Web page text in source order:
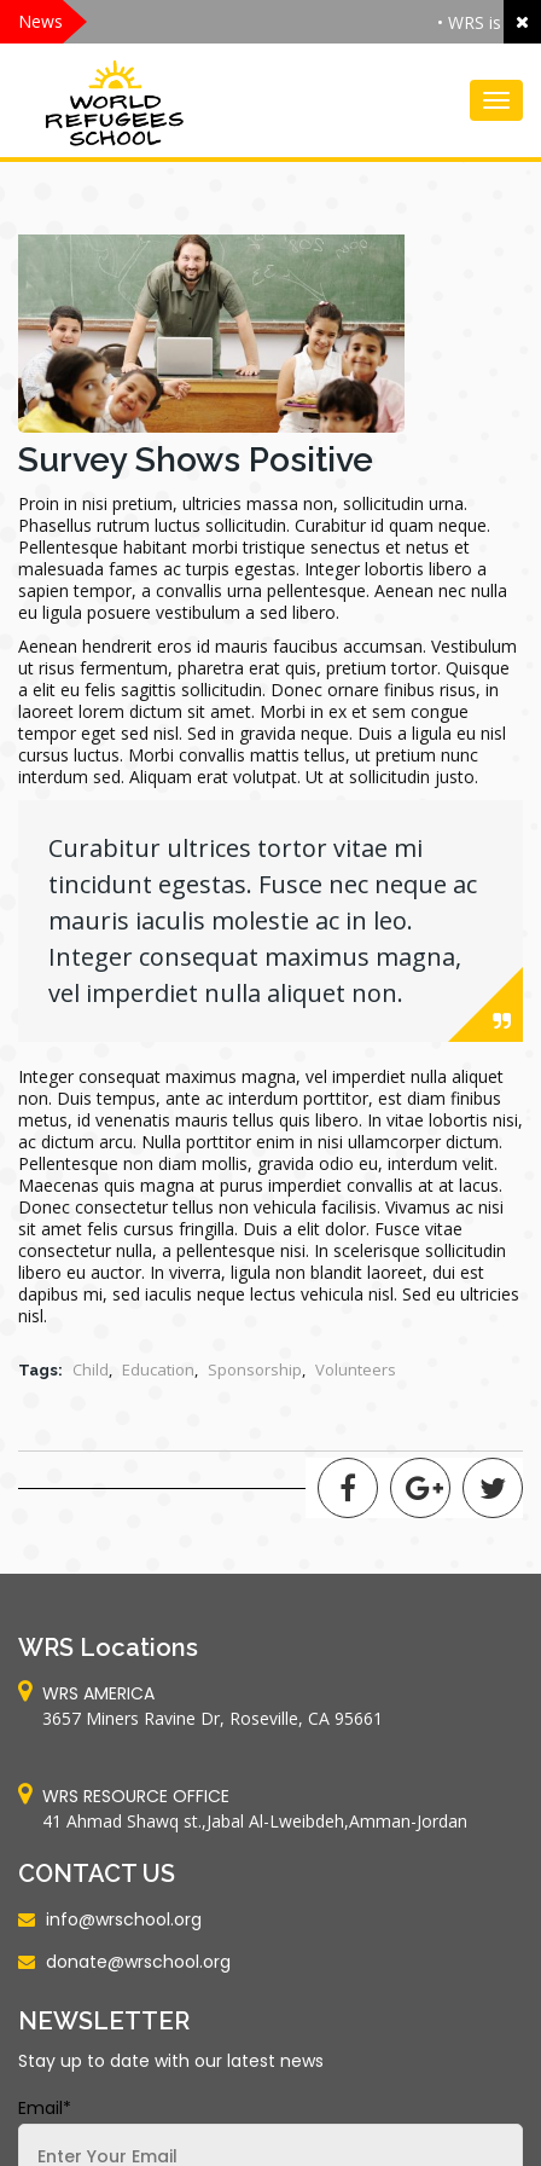
News • WRS is
Survey Shows Positive
Proin in nisi pretium, ultricies massa non, sollicitudin urna.
Phasellus rutrum luctus sollicitudin. Curabitur id quam neque.
Pellentesque habitant morbi tristique senectus et netus et
malesuada fames ac turpis egestas. Integer lobortis libero a
sapien tempor, a convallis urna pellentesque. Aenean nec nulla
eu ligula posuere vestibulum a sed libero.
Aenean hendrerit eros id mauris faucibus accumsan. Vestibulum
ut risus fermentum, pharetra erat quis, pretium tortor. Quisque
a elit eu felis sagittis sollicitudin. Donec ornare finibus risus, in
laoreet lorem dictum sit amet. Morbi in ex et sem congue
tempor eget sed nisl. Sed in gravida neque. Duis a ligula eu nisl
cursus luctus. Morbi convallis mattis tellus, ut pretium nunc
interdum sed. Aliquam erat volutpat. Ut at sollicitudin justo.
Curabitur ultrices tortor vitae mi
tincidunt egestas. Fusce nec neque ac
mauris iaculis molestie ac in leo.
Integer consequat maximus magna,
vel imperdiet nulla aliquet non.
Integer consequat maximus magna, vel imperdiet nulla aliquet
non. Duis tempus, ante ac interdum porttitor, est diam finibus
metus, id venenatis mauris tellus quis libero. In vitae lobortis nisi,
ac dictum arcu. Nulla porttitor enim in nisi ullamcorper dictum.
Pellentesque non diam mollis, gravida odio eu, interdum velit.
Maecenas quis magna at purus imperdiet convallis at at lacus.
Donec consectetur tellus non vehicula facilisis. Vivamus ac nisi
sit amet felis cursus fringilla. Duis a elit dolor. Fusce vitae
consectetur nulla, a pellentesque nisi. In scelerisque sollicitudin
libero eu auctor. In viverra, ligula non blandit laoreet, dui est
dapibus mi, sed iaculis neque lectus vehicula nisl. Sed eu ultricies
nisl.
Tags: Child, Education, Sponsorship, Volunteers
WRS Locations
WRS AMERICA
3657 Miners Ravine Dr, Roseville, CA 95661
WRS RESOURCE OFFICE
41 Ahmad Shawq st.,Jabal Al-Lweibdeh,Amman-Jordan
CONTACT US
info@wrschool.org
donate@wrschool.org
NEWSLETTER
Stay up to date with our latest news
Email*